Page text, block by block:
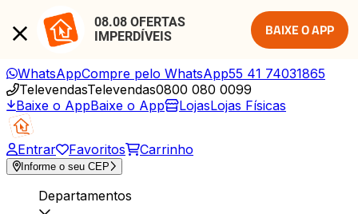
08.08 OFERTAS
IMPERDÍVEIS
BAIXE O APP
WhatsAppCompre pelo WhatsApp55 41 74031865
TelevendasTelevendas0800 080 0099
Baixe o AppBaixe o App LojasLojas Físicas
Entrar Favoritos Carrinho
Informe o seu CEP
Departamentos